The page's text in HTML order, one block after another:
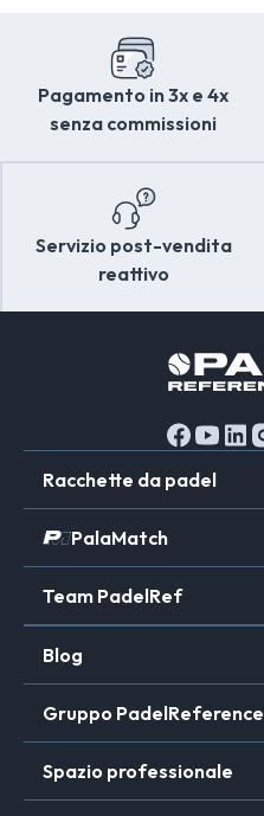
Pagamento in 3x e 4x
senza commissioni
Servizio post-vendita
reattivo
Racchette da padel
PalaMatch
Team PadelRef
Blog
Gruppo PadelReference
Spazio professionale